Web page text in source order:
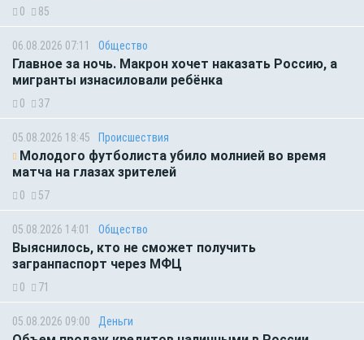
0 85
06.08.2026 07:11 Общество
Главное за ночь. Макрон хочет наказать Россию, а
мигранты изнасиловали ребёнка
0 37
05.08.2026 18:45 Происшествия
Молодого футболиста убило молнией во время
матча на глазах зрителей
0 57
05.08.2026 14:01 Общество
Выяснилось, кто не сможет получить
загранпаспорт через МФЦ
0 71
05.08.2026 09:00 Деньги